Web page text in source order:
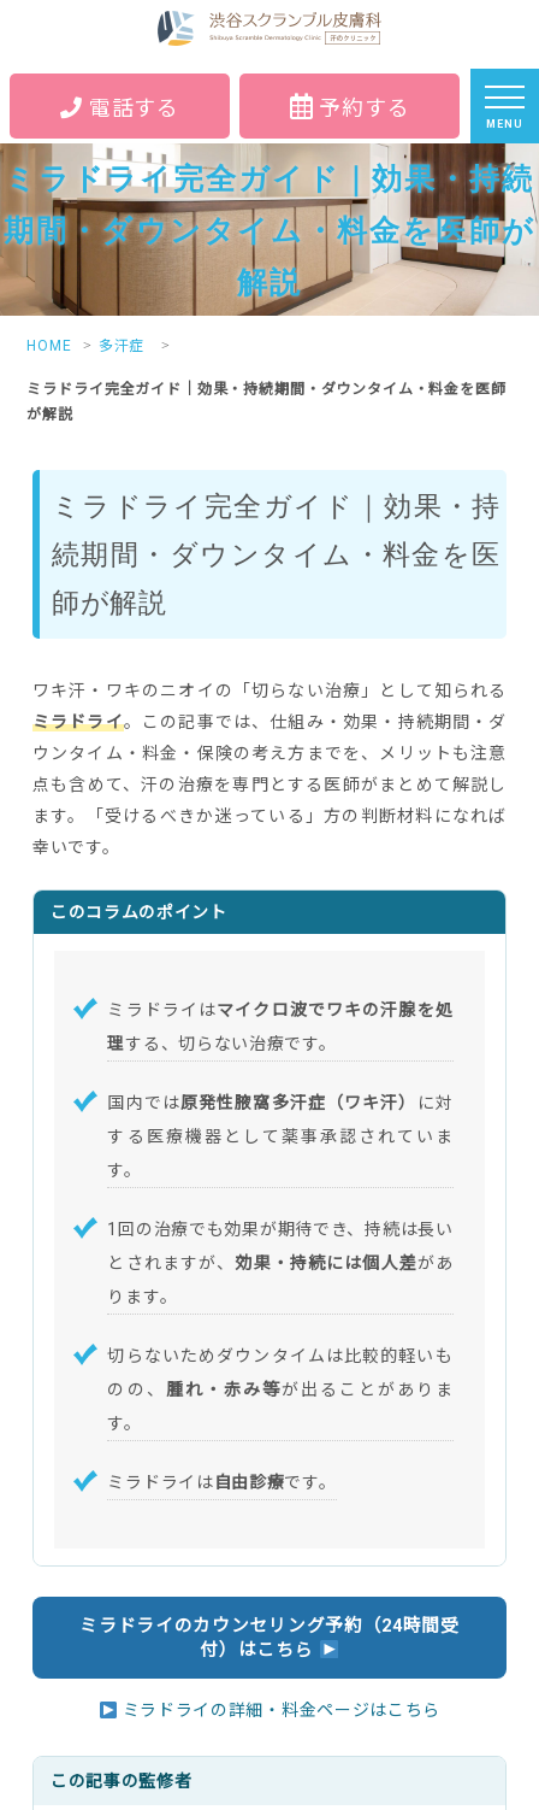
電話する 予約する
MENU
ミラドライ完全ガイド｜効果・持続
期間・ダウンタイム・料金を医師が
解説
HOME 多汗症
ミラドライ完全ガイド｜効果・持続期間・ダウンタイム・料金を医師
が解説
ミラドライ完全ガイド｜効果・持
続期間・ダウンタイム・料金を医
師が解説
ワキ汗・ワキのニオイの「切らない治療」として知られる
ミラドライ。この記事では、仕組み・効果・持続期間・ダ
ウンタイム・料金・保険の考え方までを、メリットも注意
点も含めて、汗の治療を専門とする医師がまとめて解説し
ます。「受けるべきか迷っている」方の判断材料になれば
幸いです。
このコラムのポイント
ミラドライはマイクロ波でワキの汗腺を処
理する、切らない治療です。
国内では原発性腋窩多汗症（ワキ汗）
に対
する医療機器として薬事承認されていま
す。
1回の治療でも効果が期待でき、持続は長い
とされますが、効果・持続には個人差があ
ります。
切らないためダウンタイムは比較的軽いも
のの、 腫れ・赤み等が出ることがありま
す。
ミラドライは自由診療です。
ミラドライのカウンセリング予約（24時間受
付）はこちら
ミラドライの詳細・料金ページはこちら
この記事の監修者